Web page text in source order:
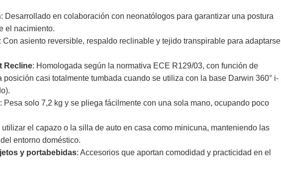
: Desarrollado en colaboración con neonatólogos para garantizar una postura
el nacimiento.
: Con asiento reversible, respaldo reclinable y tejido transpirable para adaptarse
Recline: Homologada según la normativa ECE R129/03, con función de
posición casi totalmente tumbada cuando se utiliza con la base Darwin 360° i-
: Pesa solo 7,2 kg y se pliega fácilmente con una sola mano, ocupando poco
utilizar el capazo o la silla de auto en casa como minicuna, manteniendo las
entorno doméstico.
y portabebidas: Accesorios que aportan comodidad y practicidad en el